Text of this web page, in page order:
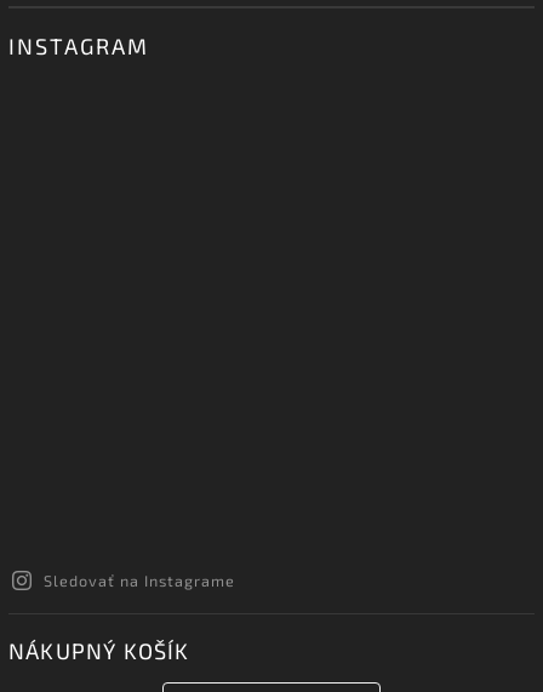
INSTAGRAM
Sledovať na Instagrame
NÁKUPNÝ KOŠÍK